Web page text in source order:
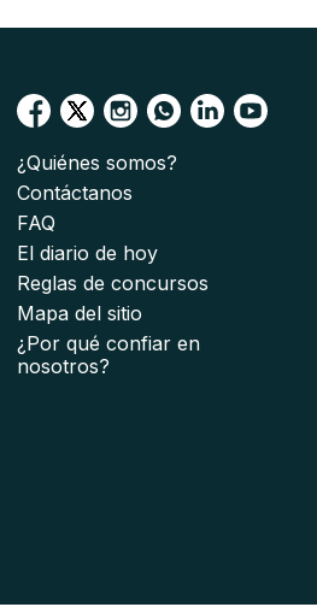
¿Quiénes somos?
Contáctanos
FAQ
El diario de hoy
Reglas de concursos
Mapa del sitio
¿Por qué confiar en
nosotros?